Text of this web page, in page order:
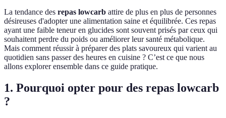
La tendance des repas lowcarb attire de plus en plus de personnes
désireuses d'adopter une alimentation saine et équilibrée. Ces repas
ayant une faible teneur en glucides sont souvent prisés par ceux qui
souhaitent perdre du poids ou améliorer leur santé métabolique.
Mais comment réussir à préparer des plats savoureux qui varient au
quotidien sans passer des heures en cuisine ? C’est ce que nous
allons explorer ensemble dans ce guide pratique.
1. Pourquoi opter pour des repas lowcarb
?